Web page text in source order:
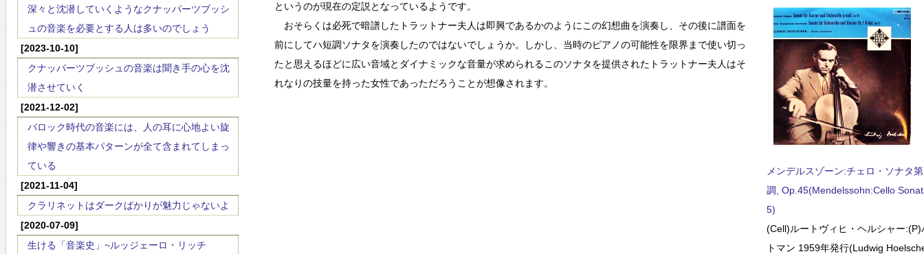
深々と沈潜していくようなクナッパーツブッシ
ュの音楽を必要とする人は多いのでしょう
[2023-10-10]
クナッパーツブッシュの音楽は聞き手の心を沈
潜させていく
[2021-12-02]
バロック時代の音楽には、人の耳に心地よい旋
律や響きの基本パターンが全て含まれてしまっ
ている
[2021-11-04]
クラリネットはダークばかりが魅力じゃないよ
[2020-07-09]
生ける「音楽史」~ルッジェーロ・リッチ
というのが現在の定説となっているようです。
おそらくは必死で暗譜したトラットナー夫人は即興であるかのようにこの幻想曲を演奏し、その後に譜面を
前にしてハ短調ソナタを演奏したのではないでしょうか。しかし、当時のピアノの可能性を限界まで使い切っ
たと思えるほどに広い音域とダイナミックな音量が求められるこのソナタを提供されたトラットナー夫人はそ
れなりの技量を持った女性であっただろうことが想像されます。
メンデルスゾーン:チェロ・ソナタ
調, Op.45(Mendelssohn:Cello
5)
(Cell)ルートヴィヒ・ヘルシャー
トマン 1959年発行(Ludwig